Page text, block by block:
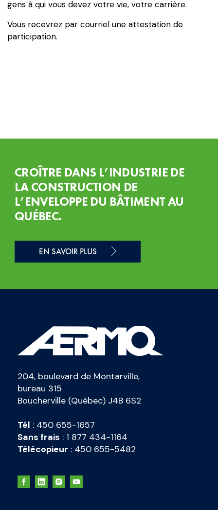
gens à qui vous devez votre vie, votre carrière.
Vous recevrez par courriel une attestation de
participation.
CROÎTRE DANS L’INDUSTRIE DE
LA CONSTRUCTION DE
L’ENVELOPPE DU BÂTIMENT AU
QUÉBEC.
EN SAVOIR PLUS
204, boulevard de Montarville,
bureau 315
Boucherville (Québec) J4B 6S2
Tél : 450 655-1657
Sans frais : 1 877 434-1164
Télécopieur : 450 655-5482